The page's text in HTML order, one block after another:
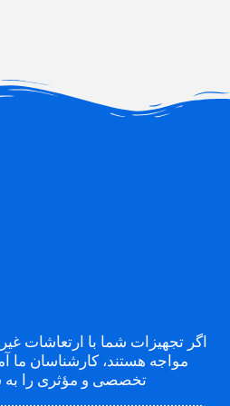
اگر تجهیزات شما با ارتعاشات
مواجه هستند، کارشناسان ما
تخصصی و مؤثری را به